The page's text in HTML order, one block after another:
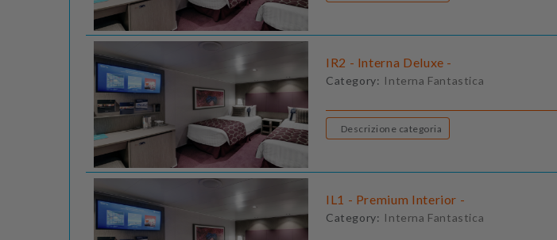
IR2 - Interna Deluxe -
Category: Interna Fantastica
Descrizione categoria
IL1 - Premium Interior -
Category: Interna Fantastica